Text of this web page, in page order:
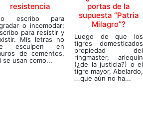
resistencia
escribo para
o incomodar;
para resistir y
Mis letras no
esculpen en
de cementos,
se usan como...
portas de la
supuesta “Patria
Milagro”?
Luego de que los
tigres domesticados
propiedad del
ringmaster, arlequín
(¿de la justicia?) o el
tigre mayor, Abelardo,
__que aún no ha...